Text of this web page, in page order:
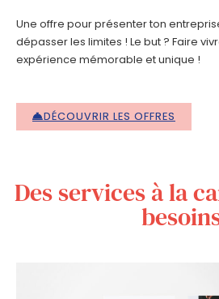
Une offre pour présenter ton
dépasser les limites ! Le but ? Faire
expérience mémorable et unique !
DÉCOUVRIR LES OFFRES
Des services à la